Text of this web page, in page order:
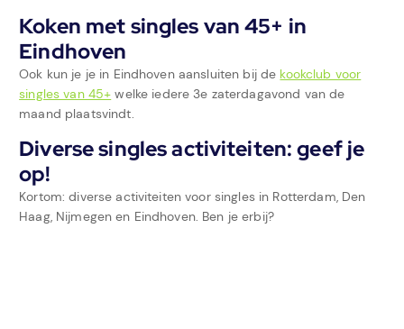
Koken met singles van 45+ in
Eindhoven
Ook kun je je in Eindhoven aansluiten bij de kookclub voor
singles van 45+ welke iedere 3e zaterdagavond van de
maand plaatsvindt.
Diverse singles activiteiten: geef je
op!
Kortom: diverse activiteiten voor singles in Rotterdam, Den
Haag, Nijmegen en Eindhoven. Ben je erbij?